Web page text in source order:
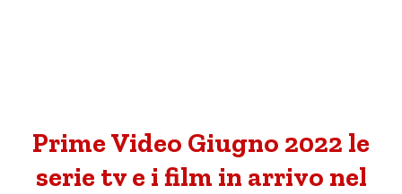
Prime Video Giugno 2022 le
serie tv e i film in arrivo nel